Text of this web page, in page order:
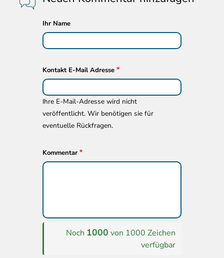
Ihr Name
Kontakt E-Mail Adresse
Ihre E-Mail-Adresse wird nicht
veröffentlicht. Wir benötigen sie für
eventuelle Rückfragen.
Kommentar
Noch 1000 von 1000 Zeichen
verfügbar